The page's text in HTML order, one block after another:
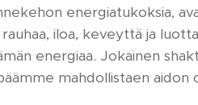
energiatukoksia,
iloa, keveyttä ja
energiaa. Jokainen
mahdollistaen